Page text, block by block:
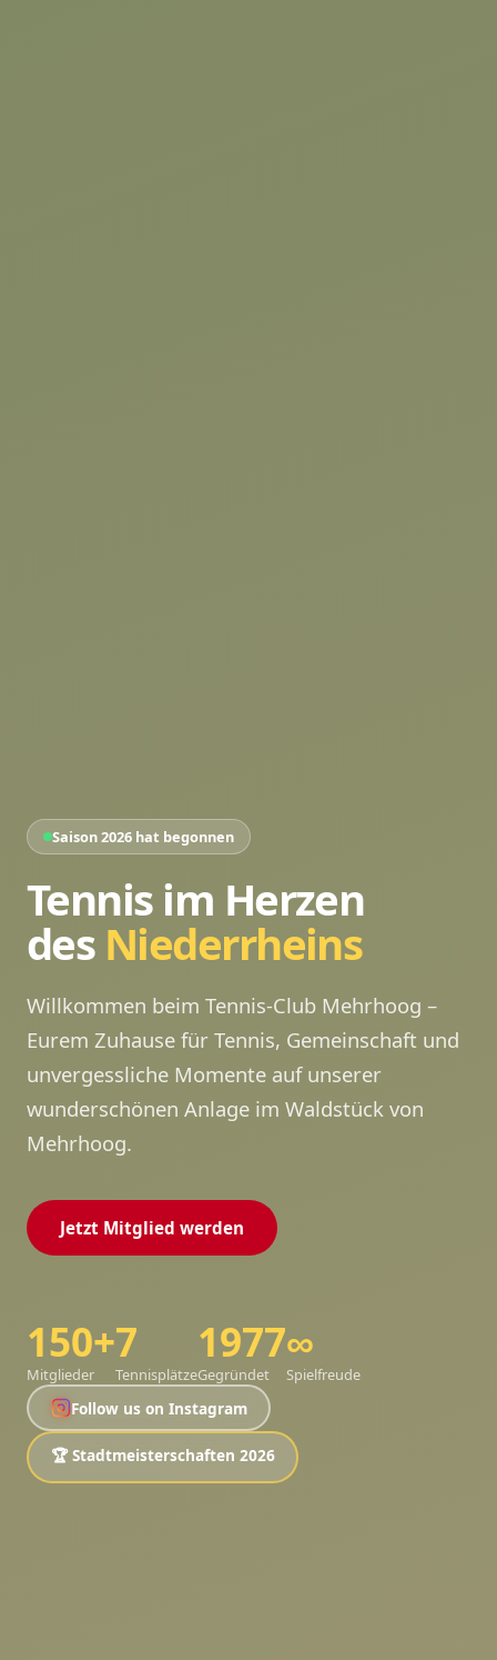
Saison 2026 hat begonnen
Tennis im Herzen
des Niederrheins
Willkommen beim Tennis-Club Mehrhoog –
Eurem Zuhause für Tennis, Gemeinschaft und
unvergessliche Momente auf unserer
wunderschönen Anlage im Waldstück von
Mehrhoog.
Jetzt Mitglied werden
150+
Mitglieder
7
Tennisplätze
1977
Gegründet
∞
Spielfreude
Follow us on Instagram
🏆 Stadtmeisterschaften 2026